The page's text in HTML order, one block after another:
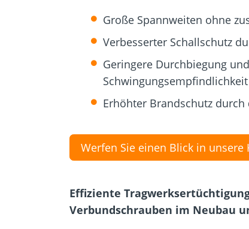
Große Spannweiten ohne
Verbesserter Schallschutz
Geringere Durchbiegung und
Schwingungsempfindlichkeit
Erhöhter Brandschutz
Werfen Sie einen Blick in unsere
Effiziente
Verbundschrauben im Neubau